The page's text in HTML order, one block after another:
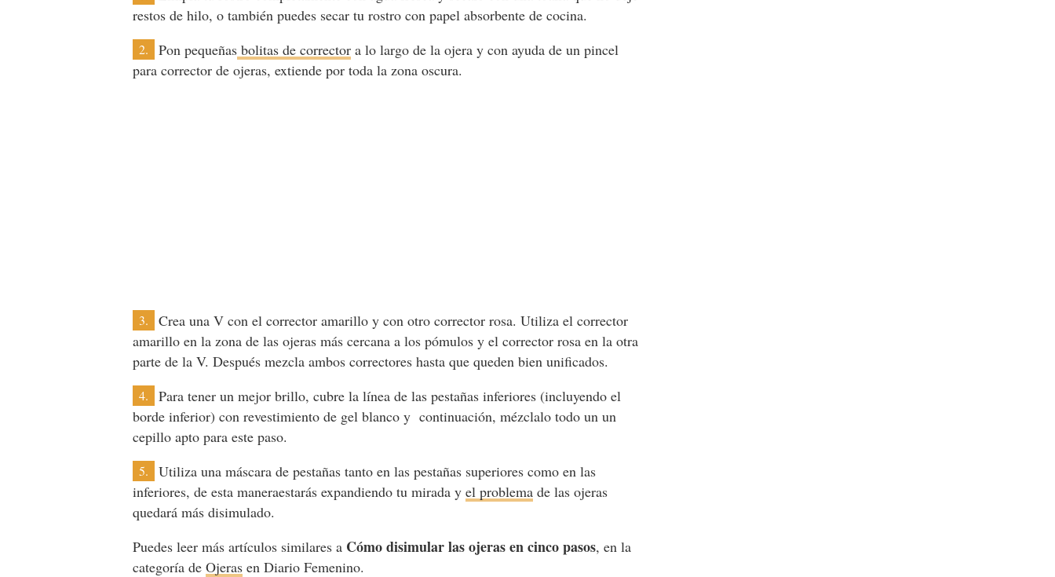
restos de hilo, o también puedes secar tu rostro con papel absorbente de cocina.
2. Pon pequeñas bolitas de corrector a lo largo de la ojera y con ayuda de un pincel
para corrector de ojeras, extiende por toda la zona oscura.
3.
Crea una V con el corrector amarillo y con otro corrector rosa. Utiliza el corrector
amarillo en la zona de las ojeras más cercana a los pómulos y el corrector rosa en la otra
parte de la V. Después mezcla ambos correctores hasta que queden bien unificados.
4.
Para tener un mejor brillo, cubre la línea de las pestañas inferiores (incluyendo el
borde inferior) con revestimiento de gel blanco y continuación, mézclalo todo un un
cepillo apto para este paso.
5.
Utiliza una máscara de pestañas tanto en las pestañas superiores como en las
inferiores, de esta maneraestarás expandiendo tu mirada yel problema de las ojeras
quedará más disimulado.
Puedes leer más artículos similares a Cómo disimular las ojeras en cinco pasos, en la
categoría deOjeras en Diario Femenino.